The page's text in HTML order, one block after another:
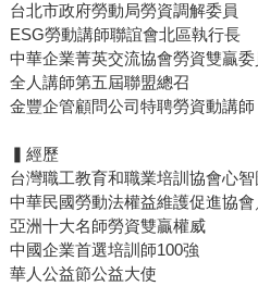
台北市政府勞動局勞資調解委員
ESG勞動講師聯誼會北區執行長
中華企業菁英交流協會勞資雙贏
全人講師第五屆聯盟總召
金豐企管顧問公司特聘勞資動講師
▍經歷
台灣職工教育和職業培訓協會心
中華民國勞動法權益維護促進協
亞洲十大名師勞資雙贏權威
中國企業首選培訓師100強
華人公益節公益大使